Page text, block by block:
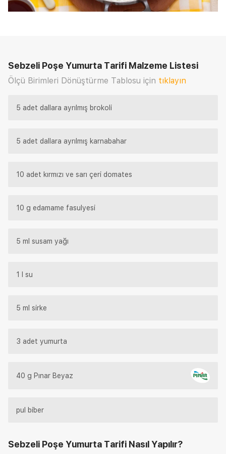
Sebzeli Poşe Yumurta Tarifi Malzeme Listesi
Ölçü Birimleri Dönüştürme Tablosu için tıklayın
5 adet dallara ayrılmış brokoli
5 adet dallara ayrılmış karnabahar
10 adet kırmızı ve sarı çeri domates
10 g edamame fasulyesi
5 ml susam yağı
1 l su
5 ml sirke
3 adet yumurta
40 g Pınar Beyaz
pul biber
Sebzeli Poşe Yumurta Tarifi Nasıl Yapılır?